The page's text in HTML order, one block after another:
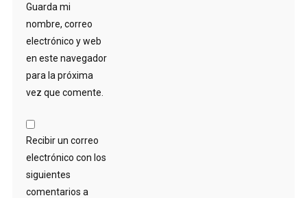
Guarda mi
nombre, correo
electrónico y web
en este navegador
para la próxima
vez que comente.
Recibir un correo
electrónico con los
siguientes
comentarios a